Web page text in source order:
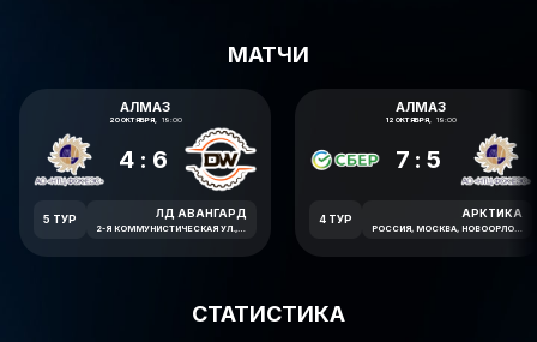
МАТЧИ
АЛМАЗ
20 ОКТЯБРЯ, 19:00
4:6
5 ТУР ЛД АВАНГАРД
АЛМАЗ
12 ОКТЯБРЯ, 19:00
7:5
4 ТУР АРКТИКА
СТАТИСТИКА